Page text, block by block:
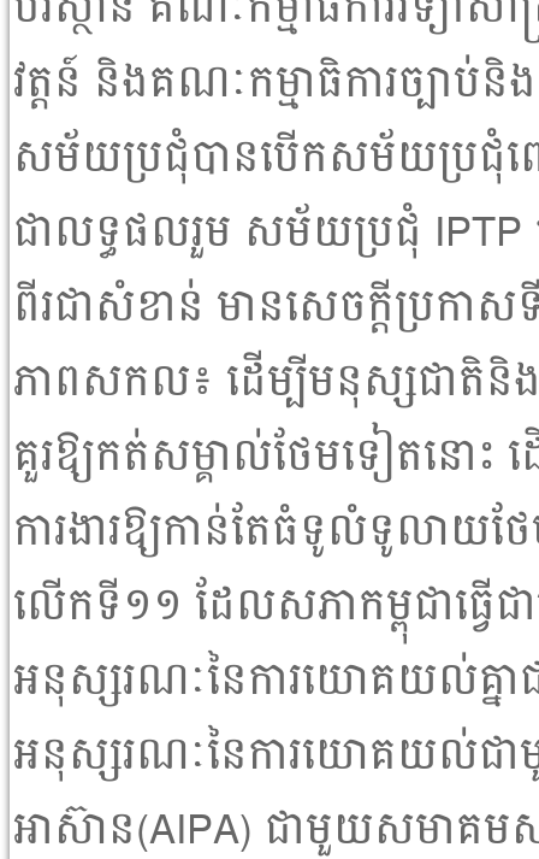
វត្តន៍ និងគណៈកម្មាធិការច្បាប់
សម័យប្រជុំបានបើកសម័យប្រជុំពេ
ជាលទ្ធផលរួម សម័យប្រជុំ IPTP
ពីរជាសំខាន់ មានសេចក្តីប្រកាស
ភាពសកល៖ ដើម្បីមនុស្សជាតិនិ
គួរឱ្យកត់សម្គាល់ថែមទៀតនោះ
ការងារឱ្យកាន់តែធំទូលំទូលាយ
លើកទី១១ ដែលសភាកម្ពុជាធ្វើជ
អនុស្សរណៈនៃការយោគយល់គ្ន
អនុស្សរណៈនៃការយោគយល់ជា
អាស៊ាន(AIPA) ជាមួយសមាគម